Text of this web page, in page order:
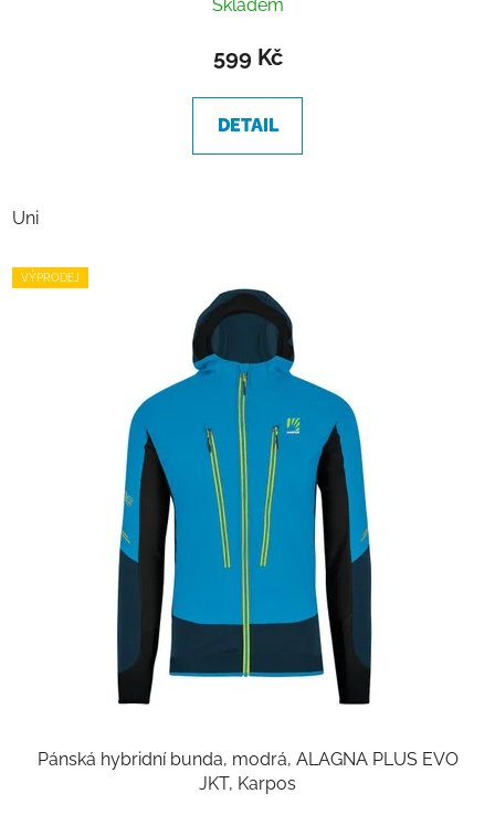
Skladem
599 Kč
DETAIL
Uni
VÝPRODEJ
Pánská hybridní bunda, modrá, ALAGNA PLUS EVO
JKT, Karpos